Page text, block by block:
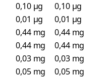
0,10 µg
0,10 µg
0,01 µg
0,01 µg
0,44 mg
0,44 mg
0,44 mg
0,44 mg
0,03 mg
0,03 mg
0,05 mg
0,05 mg